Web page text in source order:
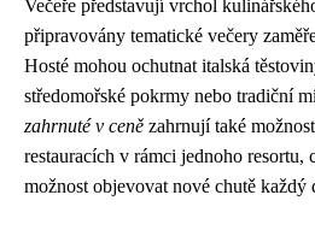
Večeře představují vrchol
připravovány tematické večery
Hosté mohou ochutnat italská
středomořské pokrmy nebo tradiční
zahrnuté v ceně zahrnují také
restauracích v rámci jednoho resortu,
možnost objevovat nové chutě každý